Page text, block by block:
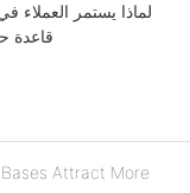
لماذا يستمر العملاء
قاعدة
Attract More